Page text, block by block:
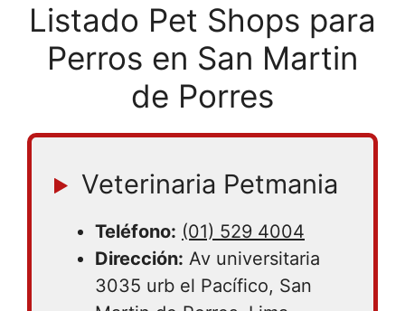
Listado Pet Shops para
Perros en San Martin
de Porres
Veterinaria Petmania
Teléfono: (01) 529 4004
Dirección: Av universitaria
3035 urb el Pacífico, San